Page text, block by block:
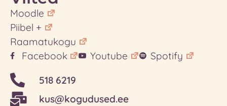
Moodle
Piibel +
Raamatukogu
Facebook
Youtube Spotify
518 6219
kus@kogudused.ee